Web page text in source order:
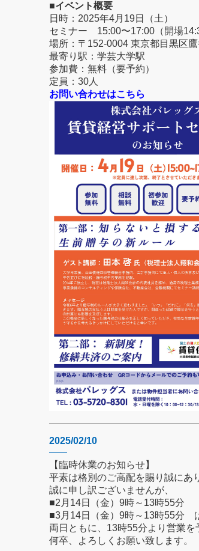
■イベント概要
日時：2025年4月19日（土）
セミナー 15:00〜17:00（開場
場所：〒152-0004 東京都目黒区
最寄り駅：学芸大学駅
参加費：無料（要予約）
定員：30人
お問い合わせはこちら
2025/02/10
【臨時休業のお知らせ】
平素は格別のご高配を賜り誠にあ
誠に申し訳ございませんが、
■2月14日（金）9時～13時55分
■3月14日（金）9時～13時55分
両日ともに、13時55分より営業を
何卒、よろしくお願い致します。